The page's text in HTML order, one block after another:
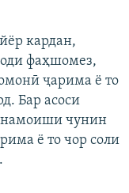
кардан,
фаҳшомез,
ҷарима ё то
Бар асоси
намоиши чунин
ё то чор соли